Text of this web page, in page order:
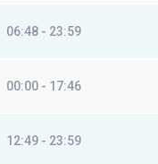
06:48 - 23:59
00:00 - 17:46
12:49 - 23:59